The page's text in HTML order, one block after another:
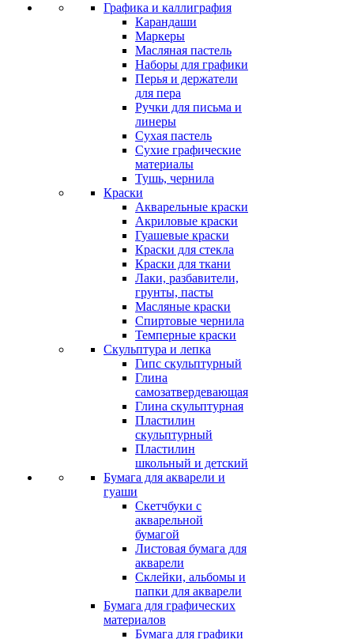
Графика и каллиграфия
Карандаши
Маркеры
Масляная пастель
Наборы для графики
Перья и держатели
для пера
Ручки для письма и
линеры
Сухая пастель
Сухие графические
материалы
Тушь, чернила
Краски
Акварельные краски
Акриловые краски
Гуашевые краски
Краски для стекла
Краски для ткани
Лаки, разбавители,
грунты, пасты
Масляные краски
Спиртовые чернила
Темперные краски
Скульптура и лепка
Гипс скульптурный
Глина
самозатвердевающая
Глина скульптурная
Пластилин
скульптурный
Пластилин
школьный и детский
Бумага для акварели и
гуаши
Скетчбуки с
акварельной
бумагой
Листовая бумага для
акварели
Склейки, альбомы и
папки для акварели
Бумага для графических
материалов
Бумага для графики